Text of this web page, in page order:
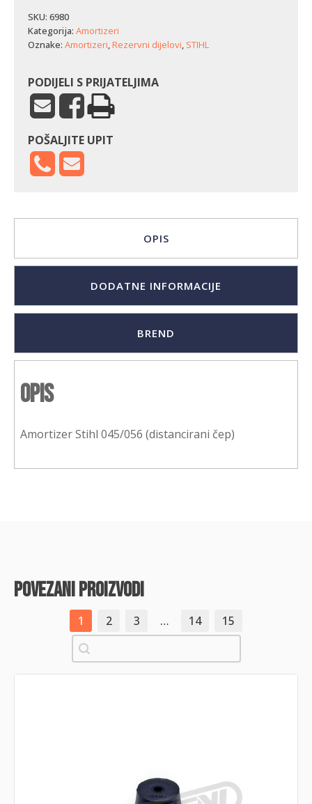
(distancirani
čep)
količina
SKU: 6980
Kategorija: Amortizeri
Oznake: Amortizeri,Rezervni dijelovi, STIHL
PODIJELI S PRIJATELJIMA
POŠALJITE UPIT
OPIS
DODATNE INFORMACIJE
BREND
Opis
Amortizer Stihl 045/056 (distancirani čep)
povezani proizvodi
1 2 3 … 14
15
Pretraži